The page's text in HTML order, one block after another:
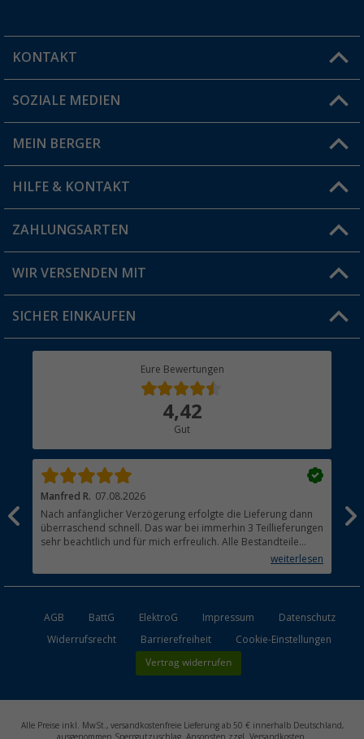
KONTAKT
Du hast eine Frage?
Filiale finden
SOZIALE MEDIEN
MEIN BERGER
Vorteilskarte
Blog
Jobs & Karriere
HILFE & KONTAKT
FAQ & Kontakt
Versandinformationen
Rücksendung
ZAHLUNGSARTEN
WIR VERSENDEN MIT
SICHER EINKAUFEN
Eure Bewertungen
4,42
Gut
Manfred R. 07.08.2026
Nach anfänglicher Verzögerung erfolgte die Lieferung dann
überraschend schnell. Das war bei immerhin 3 Teillieferungen
sehr beachtlich und für mich erfreulich. Alle Bestandteile
waren gut verpackt und in Ordnung. Das Gerät (Gasgrill)weiterlesen
AGB BattG ElektroG Impressum
Datenschutz
Widerrufsrecht
Barrierefreiheit Cookie-Einstellungen
Vertrag widerrufen
Alle Preise inkl. MwSt., versandkostenfreie Lieferung ab 50 € innerhalb Deutschland,
ausgenommen Sperrgutzuschlag. Ansonsten zzgl. Versandkosten.